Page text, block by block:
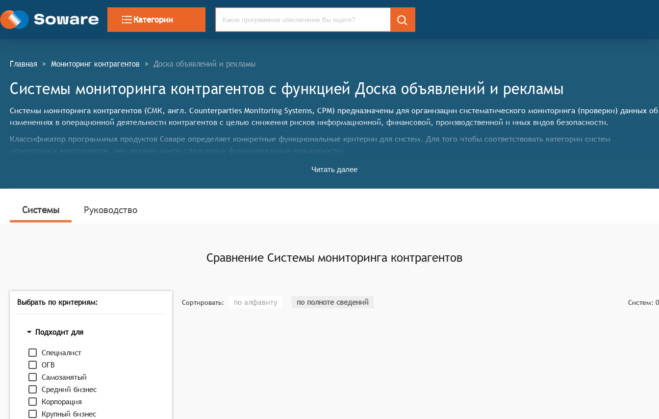
Категории
Главная > Мониторинг контрагентов > Доска объявлений и рекламы
Системы мониторинга контрагентов c функцией Доска объявлений и рекламы
Системы мониторинга контрагентов (СМК, англ. Counterparties Monitoring Systems, CPM) предназначены для организации систематического мониторинга (проверки) данных об
изменениях в операционной деятельности контрагентов с целью снижения рисков информационной, финансовой, производственной и иных видов безопасности.
Классификатор программных продуктов Соваре определяет конкретные функциональные критерии для систем. Для того чтобы соответствовать категории систем
мониторинга контрагентов, они должны иметь следующие функциональные возможности:
Сбор и обновление данных: системы должны обеспечивать непрерывный сбор и обновление информации о контрагентах из различных источников, включая
реквизитов, судебные процессы, финансовые показатели и т.д. Это помогает пользователям быть в курсе событий и принимать соответствующие меры.
Анализ тенденций: системы могут анализировать тенденции в деятельности контрагентов, такие как изменение финансовых показателей, участие в судебных процессах,
т.д. Это позволяет пользователям получать информацию о контрагентах в едином интерфейсе и автоматизировать процессы взаимодействия с ними.
Визуализация данных: системы могут предоставлять различные способы визуализации данных о контрагентах, такие как графики, диаграммы, таблицы и т.п. Это
Читать далее
Системы Руководство
Сравнение Системы мониторинга контрагентов
Выбрать по критериям:
Подходит для
Специалист
ОГВ
Самозанятый
Средний бизнес
Корпорация
Крупный бизнес
Сортировать: по алфавиту по полноте сведений Систем: 0